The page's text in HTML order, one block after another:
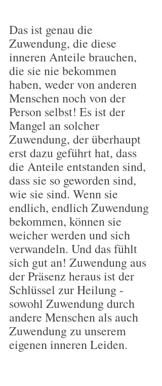
Das ist genau die
Zuwendung, die diese
inneren Anteile brauchen,
die sie nie bekommen
haben, weder von anderen
Menschen noch von der
Person selbst! Es ist der
Mangel an solcher
Zuwendung, der überhaupt
erst dazu geführt hat, dass
die Anteile entstanden sind,
dass sie so geworden sind,
wie sie sind. Wenn sie
endlich, endlich Zuwendung
bekommen, können sie
weicher werden und sich
verwandeln. Und das fühlt
sich gut an! Zuwendung aus
der Präsenz heraus ist der
Schlüssel zur Heilung -
sowohl Zuwendung durch
andere Menschen als auch
Zuwendung zu unserem
eigenen inneren Leiden.